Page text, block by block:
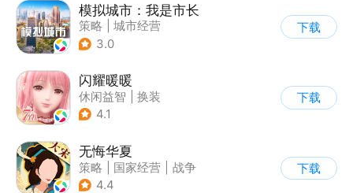
模拟城市：我是市长
策略
城市经营
| 模拟城市
3.0
下载
闪耀暖暖
休闲益智
换装
| 女性向
4.1
下载
无悔华夏
策略 国家经营
战争
| 中国风
4.4
下载